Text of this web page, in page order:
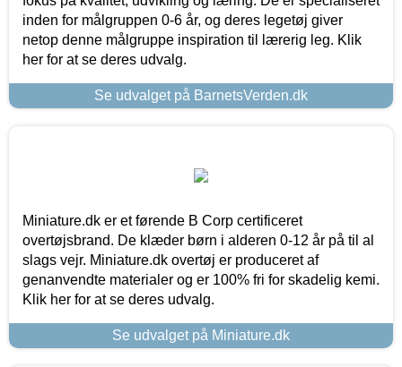
inden for målgruppen 0-6 år, og deres legetøj giver
netop denne målgruppe inspiration til lærerig leg. Klik
her for at se deres udvalg.
Se udvalget på BarnetsVerden.dk
Miniature.dk er et førende B Corp certificeret
overtøjsbrand. De klæder børn i alderen 0-12 år på til al
slags vejr. Miniature.dk overtøj er produceret af
genanvendte materialer og er 100% fri for skadelig kemi.
Klik her for at se deres udvalg.
Se udvalget på Miniature.dk